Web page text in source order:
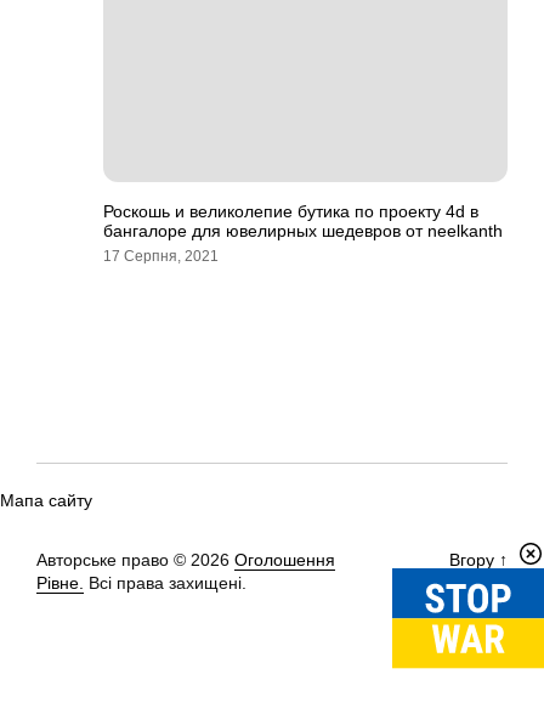
Роскошь и великолепие бутика по проекту 4d в
бангалоре для ювелирных шедевров от neelkanth
17 Серпня, 2021
Мапа сайту
Авторське право © 2026 Оголошення
Рівне. Всі права захищені.
Вгору ↑